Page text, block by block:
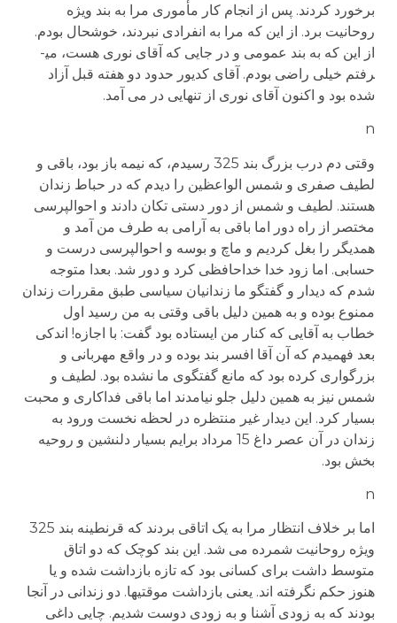
برخورد کردند. پس از انجام کار مأموری مرا به بند ویژه
روحانیت برد. از این که مرا به انفرادی نبردند، خوشحال بودم.
از این که به بند عمومی و در جایی که آقای نوری هست، می­
رفتم خیلی راضی بودم. آقای کدیور حدود دو هفته قبل آزاد
شده بود و اکنون آقای نوری از تنهایی در می آمد.
n
وقتی دم درب بزرگ بند 325 رسیدم، که نیمه باز بود، باقی و
لطیف صفری و شمس الواعظین را دیدم که در حباط زندان
هستند. لطیف و شمس از دور دستی تکان دادند و احوالپرسی
مختصر از راه دور اما باقی به آرامی به طرف من آمد و
همدیگر را بغل کردیم و ماچ و بوسه و احوالپرسی درست و
حسابی. اما زود خدا خداحافظی کرد و دور شد. بعدا متوجه
شدم که دیدار و گفتگو ما زندانیان سیاسی طبق مقررات زندان
ممنوع بوده و به همین دلیل باقی وقتی به من رسید اول
خطاب به آقایی که کنار من ایستاده بود گفت: با اجازه! اندکی
بعد فهمیدم که آن آقا افسر بند بوده و در واقع مهربانی و
بزرگواری کرده بود که مانع گفتگوی ما نشده بود. لطیف و
شمس نیز به همین دلیل جلو نیامدند اما باقی فداکاری و محبت
بسیار کرد. این دیدار غیر منتظره در لحظه نخست ورود به
زندان در آن عصر داغ 15 مرداد برایم بسیار دلنشین و روحیه
بخش بود.
n
اما بر خلاف انتظار مرا به یک اتاقی بردند که قرنطینه بند 325
ویژه روحانیت شمرده می شد. این بند کوچک که دو اتاق
متوسط داشت برای کسانی بود که تازه بازداشت شده و یا
هنوز حکم نگرفته اند. یعنی بازداشت موقتی­ها. دو زندانی در آنجا
بودند که به زودی آشنا و به زودی دوست شدیم. چایی داغی